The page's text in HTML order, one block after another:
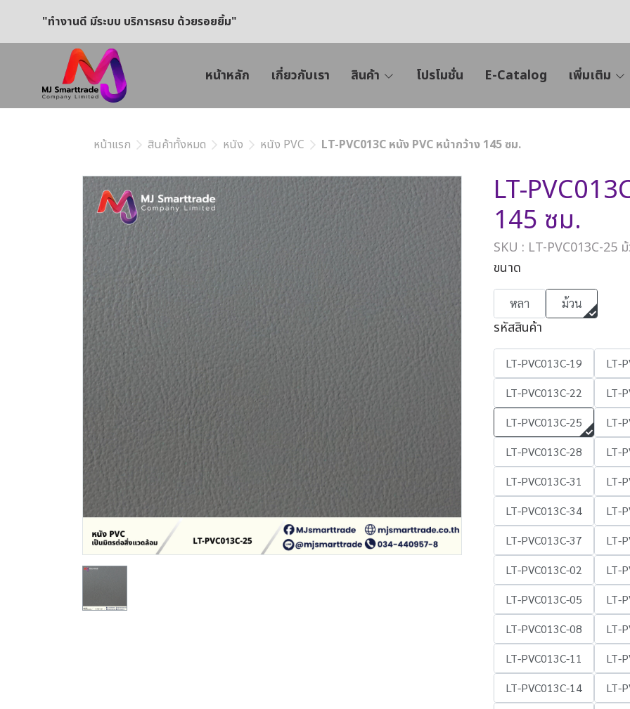
"ทำงานดี มีระบบ บริการครบ ด้วยรอยยิ้ม"
หน้าหลัก เกี่ยวกับเรา สินค้า โปรโมชั่น E-Catalog เพิ่มเติม
หน้าแรก สินค้าทั้งหมด หนัง หนัง PVC LT-PVC013C หนัง PVC หน้ากว้าง 145 ซม.
LT-
145 ซม.
SKU : LT-PVC013C-25
ขนาด
หลา ม้วน
รหัสสินค้า
LT-PVC013C-19 LT-
LT-PVC013C-22
LT-
LT-PVC013C-25
LT-
LT-PVC013C-28
LT-
LT-PVC013C-31
LT-
LT-PVC013C-34
LT-
LT-PVC013C-37
LT-
LT-PVC013C-02
LT-
LT-PVC013C-05
LT-
LT-PVC013C-08
LT-
LT-PVC013C-11
LT-
LT-PVC013C-14
LT-